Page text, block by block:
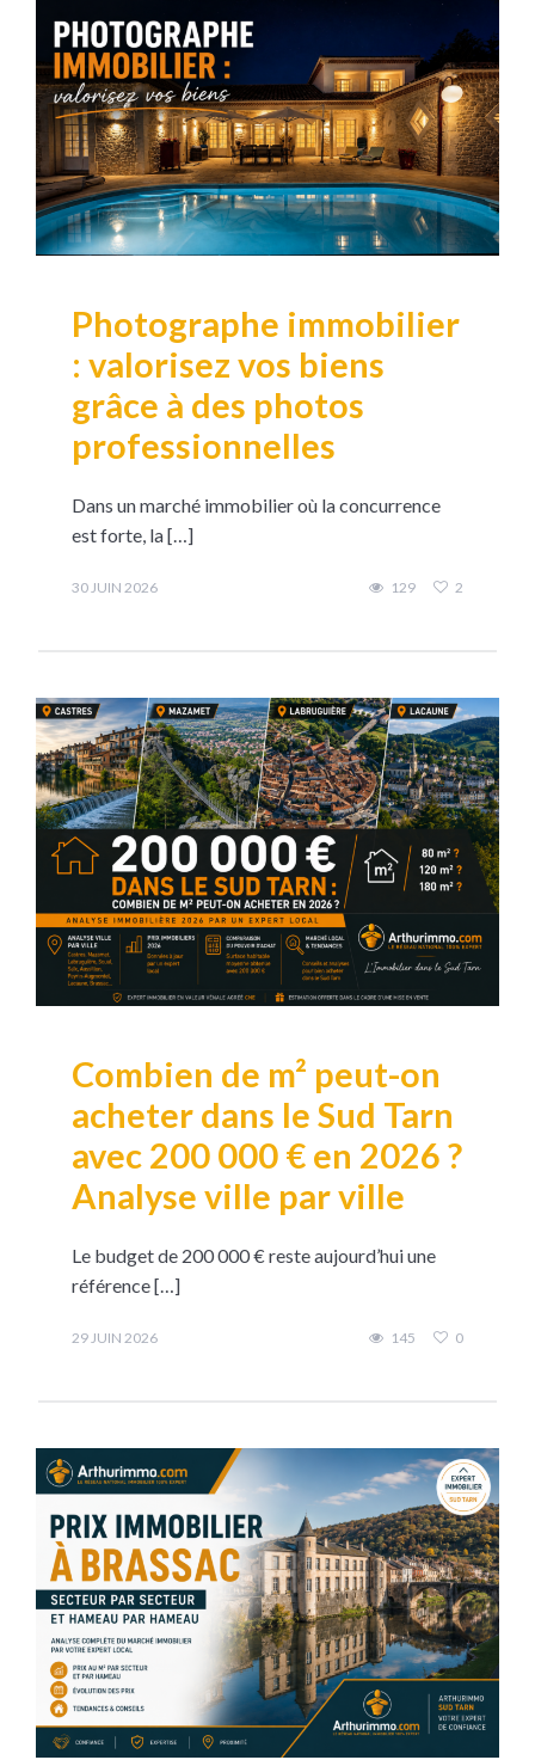
Photographe immobilier
: valorisez vos biens
grâce à des photos
professionnelles
Dans un marché immobilier où la concurrence
est forte, la […]
30 JUIN 2026 129 2
Combien de m² peut-on
acheter dans le Sud Tarn
avec 200 000 € en 2026 ?
Analyse ville par ville
Le budget de 200 000 € reste aujourd’hui une
référence […]
29 JUIN 2026 145 0